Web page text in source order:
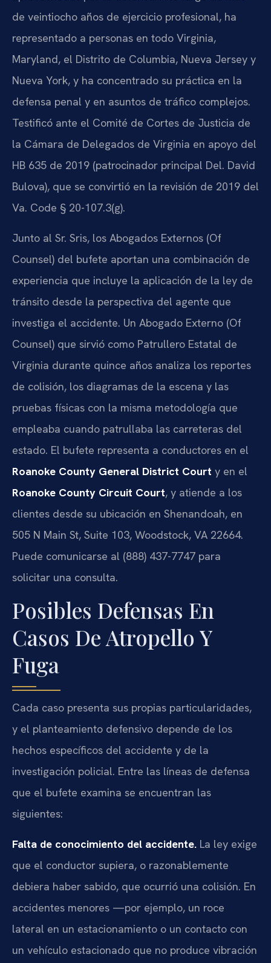
de veintiocho años de ejercicio profesional, ha
representado a personas en todo Virginia,
Maryland, el Distrito de Columbia, Nueva Jersey y
Nueva York, y ha concentrado su práctica en la
defensa penal y en asuntos de tráfico complejos.
Testificó ante el Comité de Cortes de Justicia de
la Cámara de Delegados de Virginia en apoyo del
HB 635 de 2019 (patrocinador principal Del. David
Bulova), que se convirtió en la revisión de 2019 del
Va. Code § 20-107.3(g).
Junto al Sr. Sris, los Abogados Externos (Of
Counsel) del bufete aportan una combinación de
experiencia que incluye la aplicación de la ley de
tránsito desde la perspectiva del agente que
investiga el accidente. Un Abogado Externo (Of
Counsel) que sirvió como Patrullero Estatal de
Virginia durante quince años analiza los reportes
de colisión, los diagramas de la escena y las
pruebas físicas con la misma metodología que
empleaba cuando patrullaba las carreteras del
estado. El bufete representa a conductores en el
Roanoke County General District Court y en el
Roanoke County Circuit Court, y atiende a los
clientes desde su ubicación en Shenandoah, en
505 N Main St, Suite 103, Woodstock, VA 22664.
Puede comunicarse al (888) 437-7747 para
solicitar una consulta.
Posibles Defensas En
Casos De Atropello Y
Fuga
Cada caso presenta sus propias particularidades,
y el planteamiento defensivo depende de los
hechos específicos del accidente y de la
investigación policial. Entre las líneas de defensa
que el bufete examina se encuentran las
siguientes:
Falta de conocimiento del accidente. La ley exige
que el conductor supiera, o razonablemente
debiera haber sabido, que ocurrió una colisión. En
accidentes menores —por ejemplo, un roce
lateral en un estacionamiento o un contacto con
un vehículo estacionado que no produce vibración